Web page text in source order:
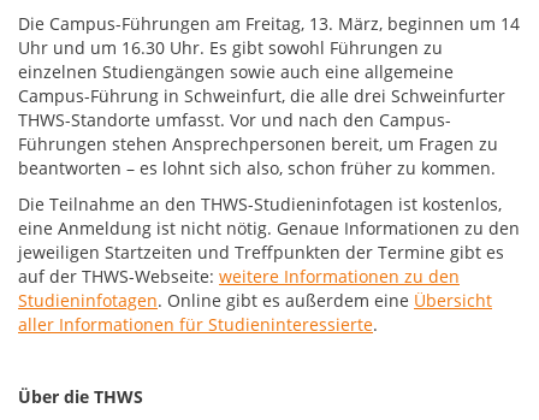
Die Campus-Führungen am Freitag, 13. März, beginnen um 14
Uhr und um 16.30 Uhr. Es gibt sowohl Führungen zu
einzelnen Studiengängen sowie auch eine allgemeine
Campus-Führung in Schweinfurt, die alle drei Schweinfurter
THWS-Standorte umfasst. Vor und nach den Campus-
Führungen stehen Ansprechpersonen bereit, um Fragen zu
beantworten – es lohnt sich also, schon früher zu kommen.
Die Teilnahme an den THWS-Studieninfotagen ist kostenlos,
eine Anmeldung ist nicht nötig. Genaue Informationen zu den
jeweiligen Startzeiten und Treffpunkten der Termine gibt es
auf der THWS-Webseite: weitere Informationen zu den
Studieninfotagen. Online gibt es außerdem eine Übersicht
aller Informationen für Studieninteressierte.
Über die THWS